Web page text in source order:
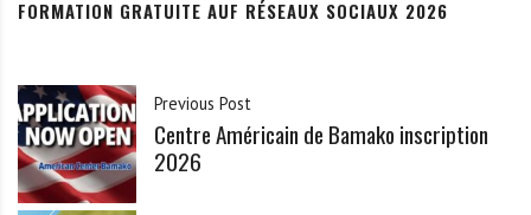
FORMATION GRATUITE AUF RÉSEAUX SOCIAUX 2026
Previous Post
Centre Américain de Bamako inscription
2026